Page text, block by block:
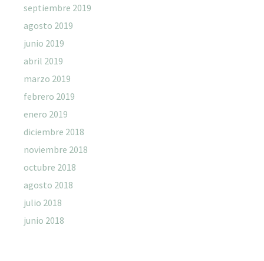
septiembre 2019
agosto 2019
junio 2019
abril 2019
marzo 2019
febrero 2019
enero 2019
diciembre 2018
noviembre 2018
octubre 2018
agosto 2018
julio 2018
junio 2018